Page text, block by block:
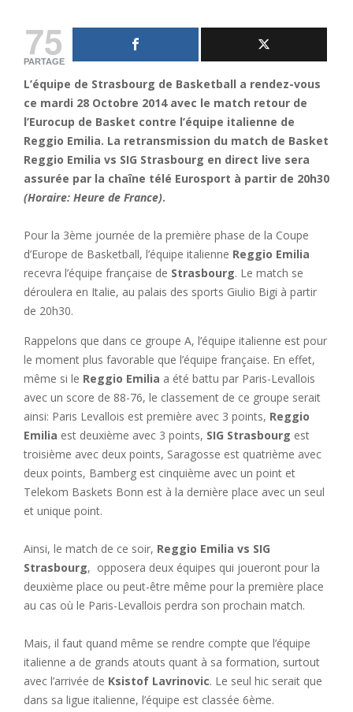
75
PARTAGE
L’équipe de Strasbourg de Basketball a rendez-vous
ce mardi 28 Octobre 2014 avec le match retour de
l’Eurocup de Basket contre l’équipe italienne de
Reggio Emilia. La retransmission du match de Basket
Reggio Emilia vs SIG Strasbourg en direct live sera
assurée par la chaîne télé Eurosport à partir de 20h30
(Horaire: Heure de France).
Pour la 3ème journée de la première phase de la Coupe
d’Europe de Basketball, l’équipe italienne Reggio Emilia
recevra l’équipe française de Strasbourg. Le match se
déroulera en Italie, au palais des sports Giulio Bigi à partir
de 20h30.
Rappelons que dans ce groupe A, l’équipe italienne est pour
le moment plus favorable que l’équipe française. En effet,
même si le Reggio Emilia a été battu par Paris-Levallois
avec un score de 88-76, le classement de ce groupe serait
ainsi: Paris Levallois est première avec 3 points, Reggio
Emilia est deuxième avec 3 points, SIG Strasbourg est
troisième avec deux points, Saragosse est quatrième avec
deux points, Bamberg est cinquième avec un point et
Telekom Baskets Bonn est à la dernière place avec un seul
et unique point.
Ainsi, le match de ce soir, Reggio Emilia vs SIG
Strasbourg, opposera deux équipes qui joueront pour la
deuxième place ou peut-être même pour la première place
au cas où le Paris-Levallois perdra son prochain match.
Mais, il faut quand même se rendre compte que l’équipe
italienne a de grands atouts quant à sa formation, surtout
avec l’arrivée de Ksistof Lavrinovic. Le seul hic serait que
dans sa ligue italienne, l’équipe est classée 6ème.